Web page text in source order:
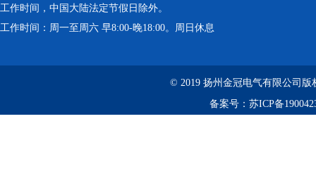
工作时间，中国大陆法定节假日除外。
工作时间：周一至周六 早8:00-晚18:00。周日休息
© 2019 扬州金冠电气有限公司版
备案号： 苏ICP备